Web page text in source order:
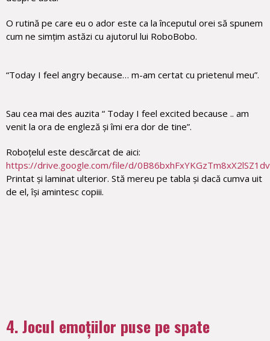
O rutină pe care eu o ador este ca la începutul orei să spunem
cum ne simțim astăzi cu ajutorul lui RoboBobo.
“Today I feel angry because… m-am certat cu prietenul meu”.
Sau cea mai des auzita “ Today I feel excited because .. am
venit la ora de engleză și îmi era dor de tine”.
Roboțelul este descărcat de aici:
https://drive.google.com/file/d/
Printat și laminat ulterior. Stă mereu pe tabla și dacă cumva uit
de el, își amintesc copiii.
4. Jocul emoțiilor puse pe spate